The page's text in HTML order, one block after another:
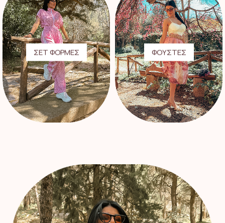
ΣΕΤ ΦΟΡΜΕΣ ΦΟΥΣΤΕΣ